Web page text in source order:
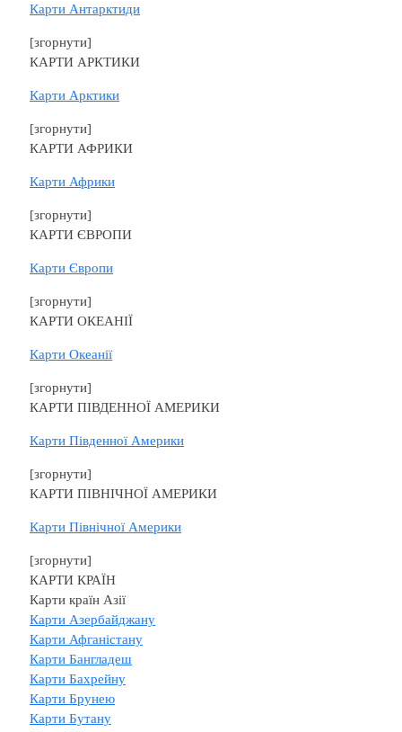
Карти Антарктиди
[згорнути]
КАРТИ АРКТИКИ
Карти Арктики
[згорнути]
КАРТИ АФРИКИ
Карти Африки
[згорнути]
КАРТИ ЄВРОПИ
Карти Європи
[згорнути]
КАРТИ ОКЕАНІЇ
Карти Океанії
[згорнути]
КАРТИ ПІВДЕННОЇ АМЕРИКИ
Карти Південної Америки
[згорнути]
КАРТИ ПІВНІЧНОЇ АМЕРИКИ
Карти Північної Америки
[згорнути]
КАРТИ КРАЇН
Карти країн Азії
Карти Азербайджану
Карти Афганістану
Карти Бангладеш
Карти Бахрейну
Карти Брунею
Карти Бутану